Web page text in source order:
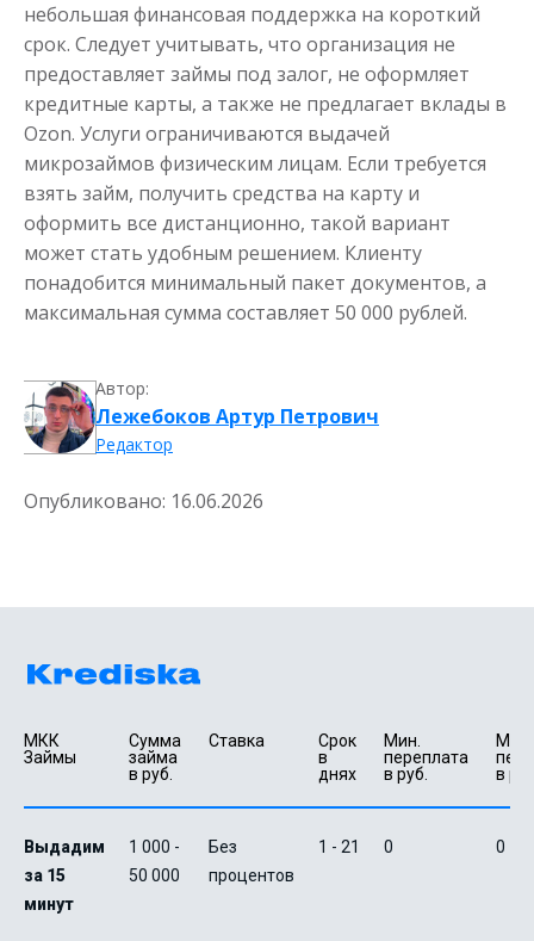
небольшая финансовая поддержка на короткий
срок. Следует учитывать, что организация не
предоставляет займы под залог, не оформляет
кредитные карты, а также не предлагает вклады в
Ozon. Услуги ограничиваются выдачей
микрозаймов физическим лицам. Если требуется
взять займ, получить средства на карту и
оформить все дистанционно, такой вариант
может стать удобным решением. Клиенту
понадобится минимальный пакет документов, а
максимальная сумма составляет 50 000 рублей.
Автор:
Лежебоков Артур Петрович
Редактор
Опубликовано: 16.06.2026
МКК
Займы
Сумма
займа
в руб.
Ставка
Срок
в
днях
Мин.
переплата
в руб.
в
Выдадим
за 15
минут
1 000 -
50 000
Без
процентов
1 - 21 0 0